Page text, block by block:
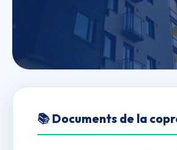
LA ROSERAIE
📚 Documents de la